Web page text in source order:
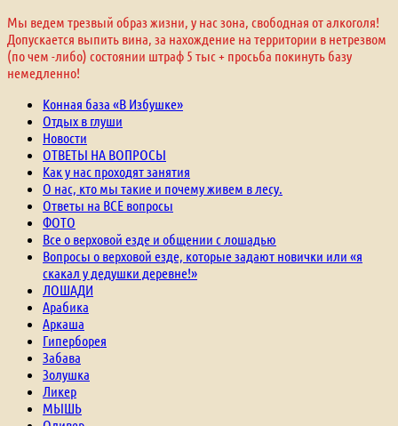
Мы ведем трезвый образ жизни, у нас зона, свободная от алкоголя!
Допускается выпить вина, за нахождение на территории в нетрезвом
(по чем -либо) состоянии штраф 5 тыс + просьба покинуть базу
немедленно!
Конная база «В Избушке»
Отдых в глуши
Новости
ОТВЕТЫ НА ВОПРОСЫ
Как у нас проходят занятия
О нас, кто мы такие и почему живем в лесу.
Ответы на ВСЕ вопросы
ФОТО
Все о верховой езде и общении с лошадью
Вопросы о верховой езде, которые задают новички или «я
скакал у дедушки деревне!»
ЛОШАДИ
Арабика
Аркаша
Гиперборея
Забава
Золушка
Ликер
МЫШЬ